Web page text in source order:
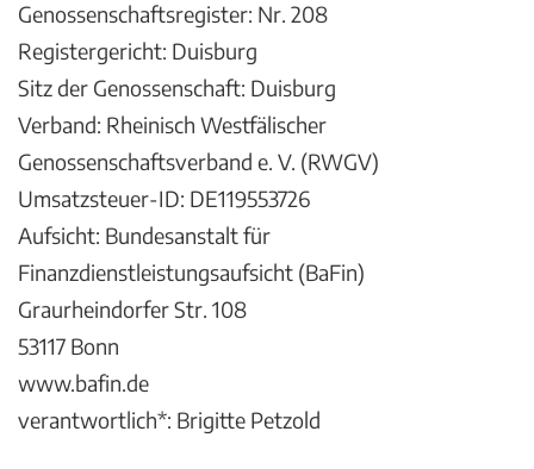
Genossenschaftsregister: Nr. 208
Registergericht: Duisburg
Sitz der Genossenschaft: Duisburg
Verband: Rheinisch Westfälischer
Genossenschaftsverband e. V. (RWGV)
Umsatzsteuer-ID: DE119553726
Aufsicht: Bundesanstalt für
Finanzdienstleistungsaufsicht (BaFin)
Graurheindorfer Str. 108
53117 Bonn
www.bafin.de
verantwortlich*: Brigitte Petzold